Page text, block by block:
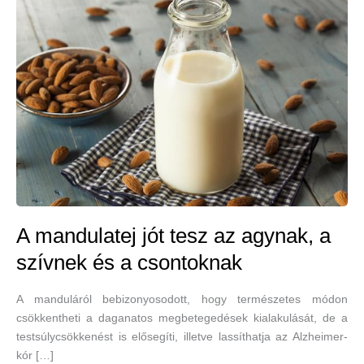
A mandulatej jót tesz az agynak, a
szívnek és a csontoknak
A manduláról bebizonyosodott, hogy természetes módon
csökkentheti a daganatos megbetegedések kialakulását, de a
testsúlycsökkenést is elősegíti, illetve lassíthatja az Alzheimer-
kór […]